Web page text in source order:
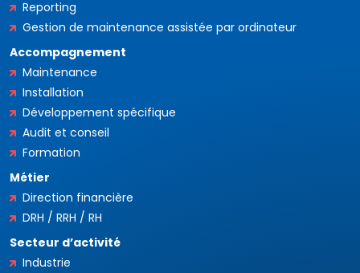
Reporting
Gestion de maintenance assistée par ordinateur
Accompagnement
Maintenance
Installation
Développement spécifique
Audit et conseil
Formation
Métier
Direction financière
DRH / RRH / RH
Secteur d’activité
Industrie